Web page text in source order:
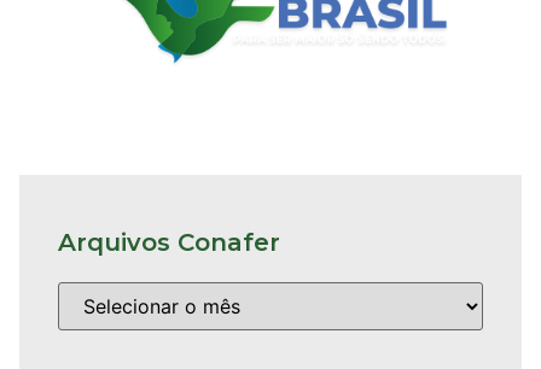
Arquivos Conafer